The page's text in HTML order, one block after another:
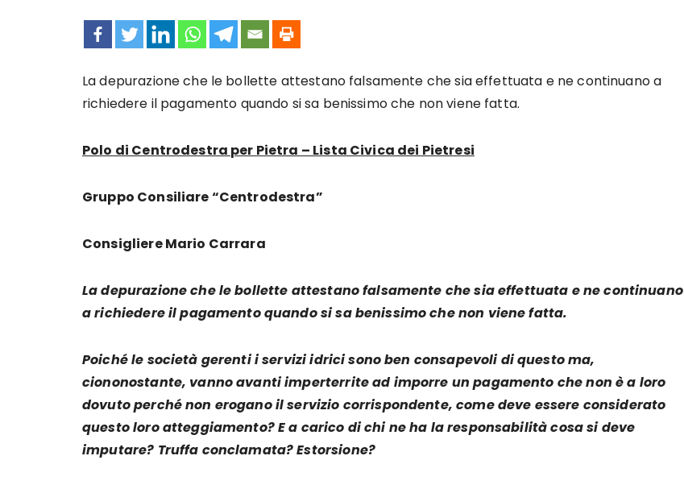
La depurazione che le bollette attestano falsamente che sia effettuata e ne continuano a
richiedere il pagamento quando si sa benissimo che non viene fatta.
Polo di Centrodestra per Pietra – Lista Civica dei Pietresi
Gruppo Consiliare “Centrodestra”
Consigliere Mario Carrara
La depurazione che le bollette attestano falsamente che sia effettuata e ne continuano
a richiedere il pagamento quando si sa benissimo che non viene fatta.
Poiché le società gerenti i servizi idrici sono ben consapevoli di questo ma,
ciononostante, vanno avanti imperterrite ad imporre un pagamento che non è a loro
dovuto perché non erogano il servizio corrispondente, come deve essere considerato
questo loro atteggiamento? E a carico di chi ne ha la responsabilità cosa si deve
imputare? Truffa conclamata? Estorsione?